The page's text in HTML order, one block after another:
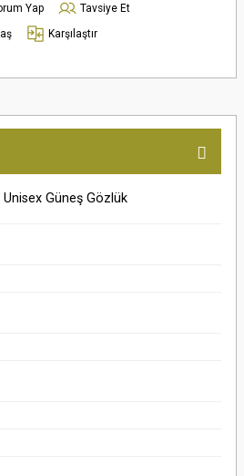
Yap
Tavsiye Et
Karşılaştır
Güneş Gözlük